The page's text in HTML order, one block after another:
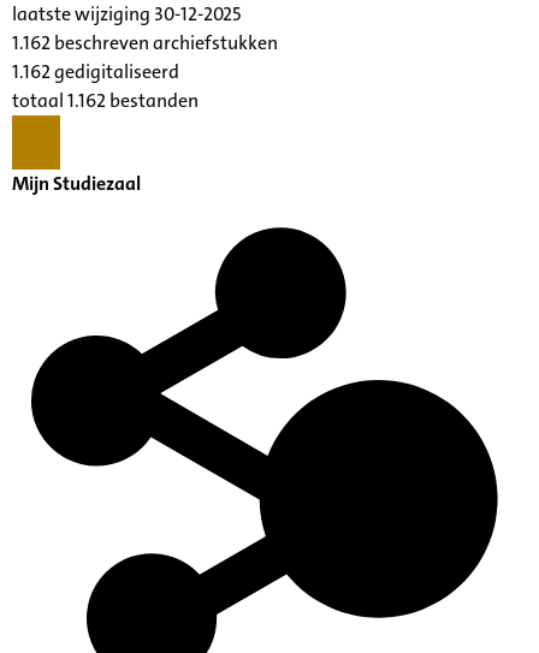
laatste wijziging 30-12-2025
1.162 beschreven archiefstukken
1.162 gedigitaliseerd
totaal 1.162 bestanden
Mijn Studiezaal